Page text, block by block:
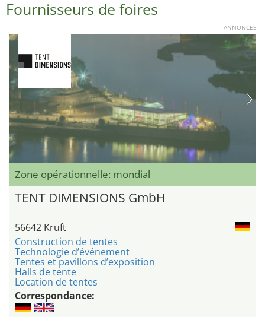
Fournisseurs de foires
ANNONCES
Zone opérationnelle: mondial
TENT DIMENSIONS GmbH
56642 Kruft
Construction de tentes
Technologie d’événement
Tentes et pavillons d’exposition
Halls de tente
Location de tentes
Correspondance: